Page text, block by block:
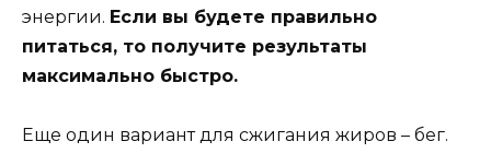
энергии. Если вы будете правильно
питаться, то получите результаты
максимально быстро.
Еще один вариант для сжигания жиров – бег.